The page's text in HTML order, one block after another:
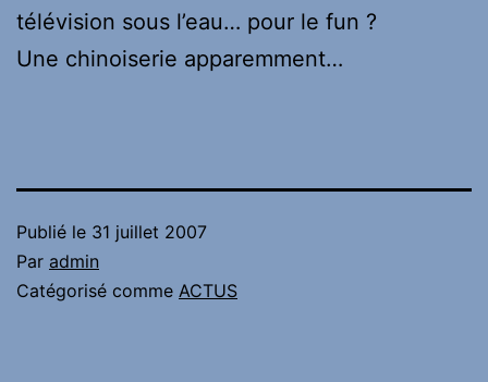
télévision sous l’eau… pour le fun ?
Une chinoiserie apparemment…
Publié le 31 juillet 2007
Par admin
Catégorisé comme ACTUS